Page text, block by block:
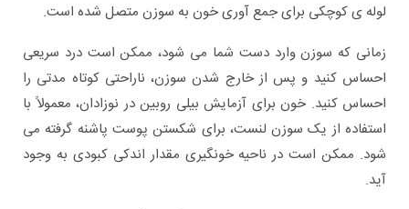
لوله ی کوچکی برای جمع آوری خون به سوزن متصل شده است.
زمانی که سوزن وارد دست شما می شود، ممکن است درد سریعی
احساس کنید و پس از خارج شدن سوزن، ناراحتی کوتاه مدتی را
احساس کنید. خون برای آزمایش بیلی روبین در نوزادان، معمولاً با
استفاده از یک سوزن لنست، برای شکستن پوست پاشنه گرفته می
شود. ممکن است در ناحیه خونگیری مقدار اندکی کبودی به وجود
آید.